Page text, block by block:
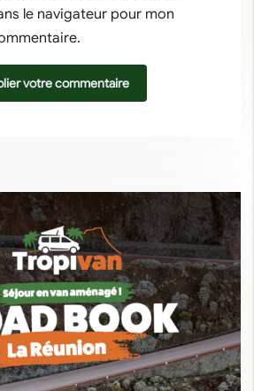
le navigateur pour mon